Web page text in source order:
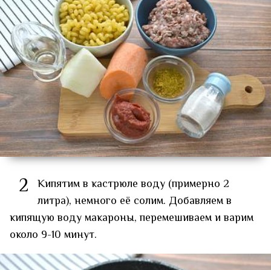
2 Кипятим в кастрюле воду (примерно 2
литра), немного её солим. Добавляем в
кипящую воду макароны, перемешиваем и варим
около 9-10 минут.